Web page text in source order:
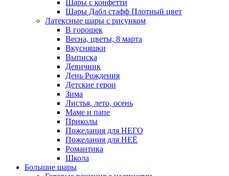
Шары с конфетти
Шары Дабл стафф Плотный цвет
Латексные шары с рисунком
В горошек
Весна, цветы, 8 марта
Вкусняшки
Выписка
Девичник
День Рождения
Детские герои
Зима
Листья, лето, осень
Маме и папе
Приколы
Пожелания для НЕГО
Пожелания для НЕЁ
Романтика
Школа
Большие шары